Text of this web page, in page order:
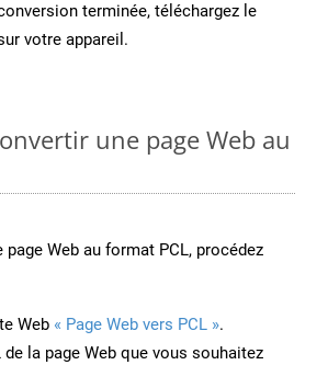
terminée, téléchargez le
votre appareil.
une page Web au
page Web au format PCL, procédez
Web « Page Web vers PCL ».
de la page Web que vous souhaitez